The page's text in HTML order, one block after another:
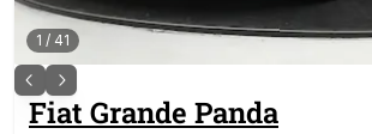
1 / 41
Fiat Grande Panda